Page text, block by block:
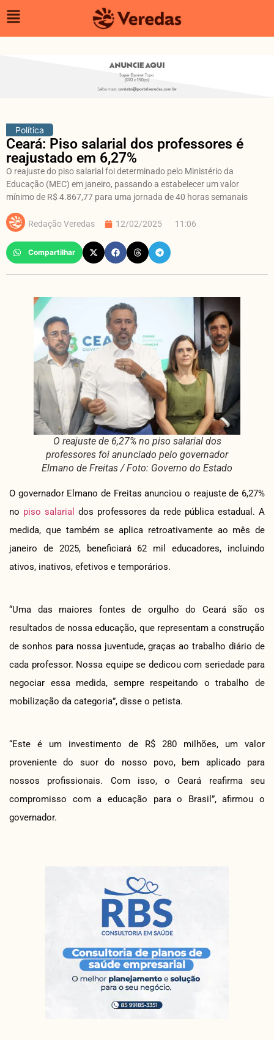
Política
Ceará: Piso salarial dos professores é
reajustado em 6,27%
O reajuste do piso salarial foi determinado pelo Ministério da
Educação (MEC) em janeiro, passando a estabelecer um valor
mínimo de R$ 4.867,77 para uma jornada de 40 horas semanais
Redação Veredas 12/02/2025 11:06
Compartilhar
O reajuste de 6,27% no piso salarial dos
professores foi anunciado pelo governador
Elmano de Freitas / Foto: Governo do Estado
O governador Elmano de Freitas anunciou o reajuste de 6,27%
no piso salarial dos professores da rede pública estadual. A
medida, que também se aplica retroativamente ao mês de
janeiro de 2025, beneficiará 62 mil educadores, incluindo
ativos, inativos, efetivos e temporários.
“Uma das maiores fontes de orgulho do Ceará são os
resultados de nossa educação, que representam a construção
de sonhos para nossa juventude, graças ao trabalho diário de
cada professor. Nossa equipe se dedicou com seriedade para
negociar essa medida, sempre respeitando o trabalho de
mobilização da categoria”, disse o petista.
“Este é um investimento de R$ 280 milhões, um valor
proveniente do suor do nosso povo, bem aplicado para
nossos profissionais. Com isso, o Ceará reafirma seu
compromisso com a educação para o Brasil”, afirmou o
governador.